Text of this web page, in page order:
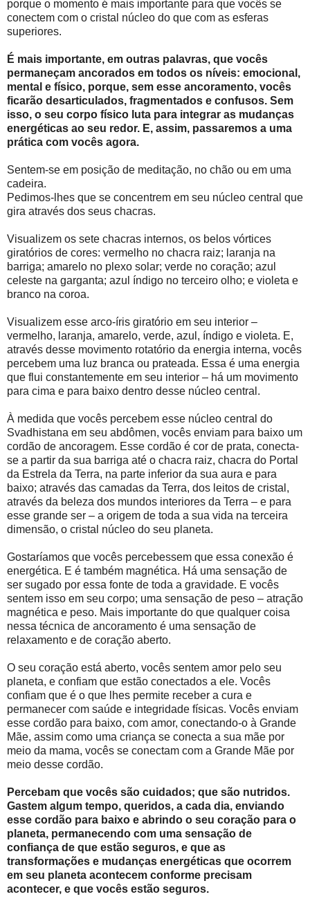
porque o momento é mais importante para que vocês se
conectem com o cristal núcleo do que com as esferas
superiores.
É mais importante, em outras palavras, que vocês
permaneçam ancorados em todos os níveis: emocional,
mental e físico, porque, sem esse ancoramento, vocês
ficarão desarticulados, fragmentados e confusos. Sem
isso, o seu corpo físico luta para integrar as mudanças
energéticas ao seu redor. E, assim, passaremos a uma
prática com vocês agora.
Sentem-se em posição de meditação, no chão ou em uma
cadeira.
Pedimos-lhes que se concentrem em seu núcleo central que
gira através dos seus chacras.
Visualizem os sete chacras internos, os belos vórtices
giratórios de cores: vermelho no chacra raiz; laranja na
barriga; amarelo no plexo solar; verde no coração; azul
celeste na garganta; azul índigo no terceiro olho; e violeta e
branco na coroa.
Visualizem esse arco-íris giratório em seu interior –
vermelho, laranja, amarelo, verde, azul, índigo e violeta. E,
através desse movimento rotatório da energia interna, vocês
percebem uma luz branca ou prateada. Essa é uma energia
que flui constantemente em seu interior – há um movimento
para cima e para baixo dentro desse núcleo central.
À medida que vocês percebem esse núcleo central do
Svadhistana em seu abdômen, vocês enviam para baixo um
cordão de ancoragem. Esse cordão é cor de prata, conecta-
se a partir da sua barriga até o chacra raiz, chacra do Portal
da Estrela da Terra, na parte inferior da sua aura e para
baixo; através das camadas da Terra, dos leitos de cristal,
através da beleza dos mundos interiores da Terra – e para
esse grande ser – a origem de toda a sua vida na terceira
dimensão, o cristal núcleo do seu planeta.
Gostaríamos que vocês percebessem que essa conexão é
energética. E é também magnética. Há uma sensação de
ser sugado por essa fonte de toda a gravidade. E vocês
sentem isso em seu corpo; uma sensação de peso – atração
magnética e peso. Mais importante do que qualquer coisa
nessa técnica de ancoramento é uma sensação de
relaxamento e de coração aberto.
O seu coração está aberto, vocês sentem amor pelo seu
planeta, e confiam que estão conectados a ele. Vocês
confiam que é o que lhes permite receber a cura e
permanecer com saúde e integridade físicas. Vocês enviam
esse cordão para baixo, com amor, conectando-o à Grande
Mãe, assim como uma criança se conecta a sua mãe por
meio da mama, vocês se conectam com a Grande Mãe por
meio desse cordão.
Percebam que vocês são cuidados; que são nutridos.
Gastem algum tempo, queridos, a cada dia, enviando
esse cordão para baixo e abrindo o seu coração para o
planeta, permanecendo com uma sensação de
confiança de que estão seguros, e que as
transformações e mudanças energéticas que ocorrem
em seu planeta acontecem conforme precisam
acontecer, e que vocês estão seguros.